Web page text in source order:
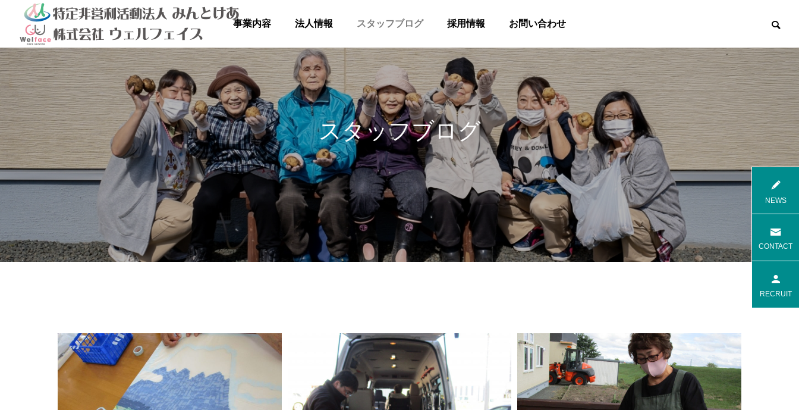
事業内容 法人情報 スタッフブログ 採用情報 お問い合わせ
秋のドライブ
高齢者等共同住宅 みんとの里
青空散髪
高齢者等共同住宅 みんとの里
合同花火
高齢者等共同住宅 みんとの里
8月花火
高齢者等共同住宅 みんとの里
8月焼肉
高齢者等共
 
スタッフブログ
NEWS
CONTACT
RECRUIT